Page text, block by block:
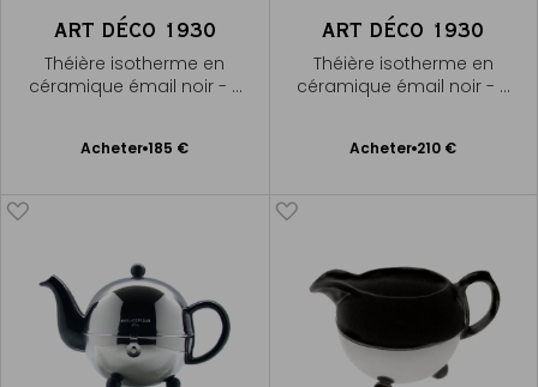
ART DÉCO 1930
Théière isotherme en
céramique émail noir - 3
Acheter 185 €
Ajouter
ART DÉCO 1930
Théière isotherme en
céramique émail noir - 5
Acheter 210 €
Ajouter